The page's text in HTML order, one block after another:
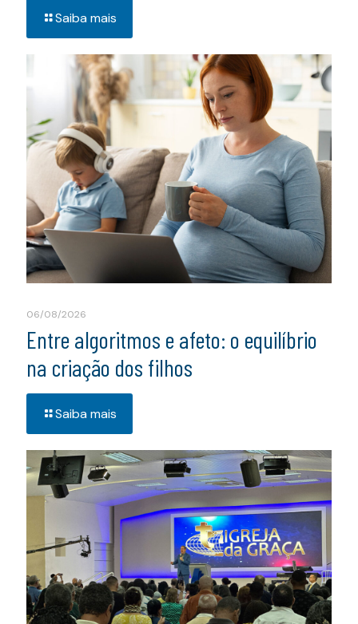
Saiba mais
06/08/2026
Entre algoritmos e afeto: o equilíbrio
na criação dos filhos
Saiba mais